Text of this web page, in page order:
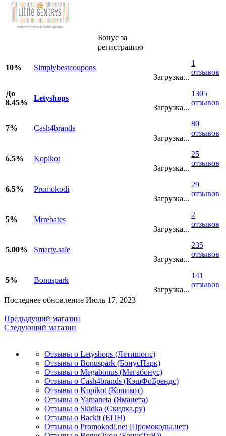
Бонус за
регистрацию
10%
Simplybestcoupons
Загрузка...
1
отзывов
До
8.45%
Letyshops
Загрузка...
1305
отзывов
7%
Cash4brands
Загрузка...
80
отзывов
6.5%
Kopikot
Загрузка...
25
отзывов
6.5%
Promokodi
Загрузка...
29
отзывов
5%
Mrrebates
Загрузка...
2
отзывов
5.00%
Smarty.sale
Загрузка...
235
отзывов
5%
Bonuspark
Загрузка...
141
отзывов
Последнее обновление Июль 17, 2023
Предыдущий магазин
Следующий магазин
Отзывы о Letyshops (Летишопс)
Отзывы о Bonuspark (БонусПарк)
Отзывы о Megabonus (Мегабонус)
Отзывы о Cash4brands (КэшФоБрендс)
Отзывы о Kopikot (Копикот)
Отзывы о Yamaneta (Яманета)
Отзывы о Skidka (Скидка.ру)
Отзывы о Backit (ЕПН)
Отзывы о Promokodi.net (Промокоды.нет)